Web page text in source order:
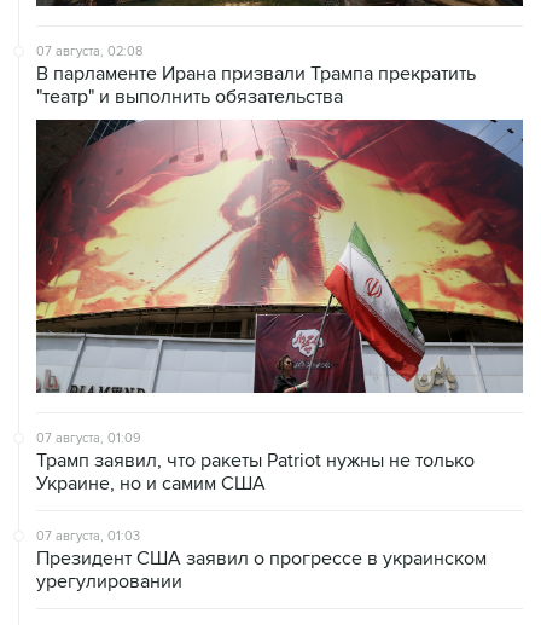
07 августа, 02:08
В парламенте Ирана призвали Трампа прекратить
"театр" и выполнить обязательства
07 августа, 01:09
Трамп заявил, что ракеты Patriot нужны не только
Украине, но и самим США
07 августа, 01:03
Президент США заявил о прогрессе в украинском
урегулировании